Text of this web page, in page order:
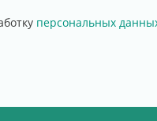
персональных